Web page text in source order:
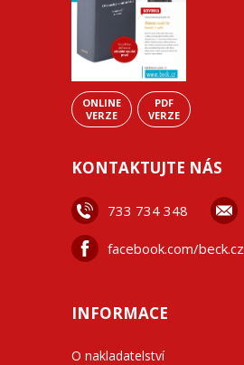
ONLINE
VERZE
PDF
VERZE
KONTAKTUJTE NÁS
733 734 348
facebook.com/beck.cz
INFORMACE
O nakladatelství